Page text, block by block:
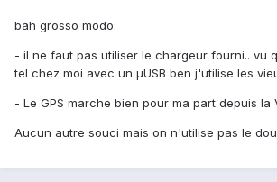
bah grosso modo:
- il ne faut pas utiliser le chargeur fourni.. vu
tel chez moi avec un µUSB ben j'utilise les
- Le GPS marche bien pour ma part depuis la
Aucun autre souci mais on n'utilise pas le